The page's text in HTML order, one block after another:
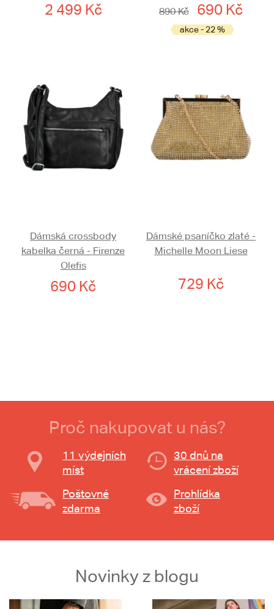
2 499 Kč
890 Kč
690 Kč
akce - 22 %
Dámská crossbody
kabelka černá - Firenze
Olefis
690 Kč
Dámské psaníčko zlaté -
Michelle Moon Liese
729 Kč
Proč nakupovat u nás?
11 výdejních
míst
30 dnů na
vrácení zboží
Poštovné
zdarma
Prohlídka
zboží
Novinky z blogu